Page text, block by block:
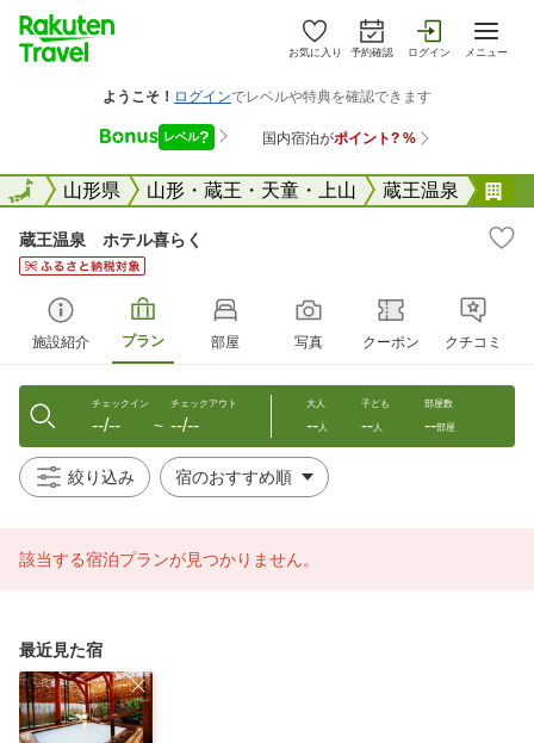
お気に入り 予約確認 ログイン メニュー
全国山形県 山形・蔵王・天童・上山 蔵王温泉
全国
蔵王温泉 ホテル喜らく
施設紹介 プラン 部屋 写真 クーポン クチコミ
チェックイン
--/-- 〜
チェックアウト
--/--
大人
--人
子ども
--人
部屋数
--部屋
絞り込み
該当する宿泊プランが見つかりません。
最近見た宿